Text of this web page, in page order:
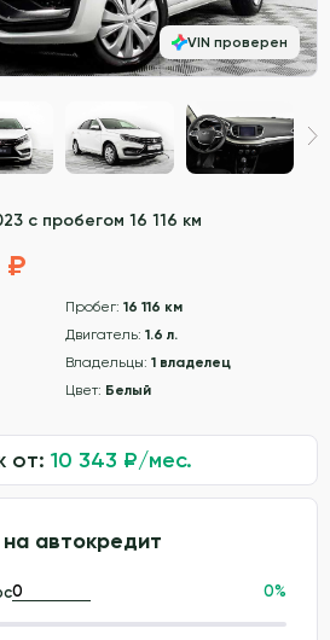
с пробегом 16 116 км
₽
Пробег: 16 116 км
Двигатель: 1.6 л.
Владельцы: 1 владелец
Цвет: Белый
от: 10 343 ₽/мес.
автокредит
0%
VIN проверен